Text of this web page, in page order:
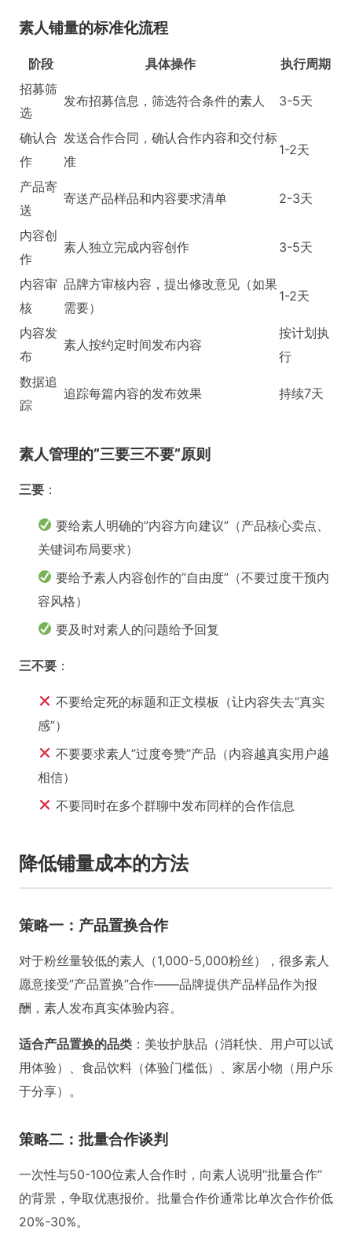
素人铺量的标准化流程
阶段 具体操作
执行周期
招募筛
选
发布招募信息，筛选符合条件的素人 3-5天
确认合
作
发送合作合同，确认合作内容和交付标
准
1-2天
产品寄
送
寄送产品样品和内容要求清单 2-3天
内容创
作
素人独立完成内容创作 3-5天
内容审
核
品牌方审核内容，提出修改意见（如果
需要）
1-2天
内容发
布
素人按约定时间发布内容
按计划执
行
数据追
踪
追踪每篇内容的发布效果 持续7天
素人管理的”三要三不要”原则
三要 ：
要给素人明确的”内容方向建议”（产品核心卖点、
关键词布局要求）
要给予素人内容创作的”自由度”（不要过度干预内
容风格）
要及时对素人的问题给予回复
三不要 ：
不要给定死的标题和正文模板（让内容失去”真实
感”）
不要要求素人”过度夸赞”产品（内容越真实用户越
相信）
不要同时在多个群聊中发布同样的合作信息
降低铺量成本的方法
策略一：产品置换合作
对于粉丝量较低的素人（1,000-5,000粉丝），很多素人
愿意接受”产品置换”合作——品牌提供产品样品作为报
酬，素人发布真实体验内容。
适合产品置换的品类 ：美妆护肤品（消耗快、用户可以试
用体验）、食品饮料（体验门槛低）、家居小物（用户乐
于分享）。
策略二：批量合作谈判
一次性与50-100位素人合作时，向素人说明”批量合作”
的背景，争取优惠报价。批量合作价通常比单次合作价低
20%-30%。